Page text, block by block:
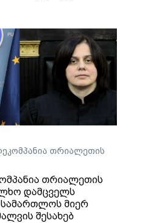
თრიალეთის
თრიალეთის
დამცველს
მიერ
შესახებ